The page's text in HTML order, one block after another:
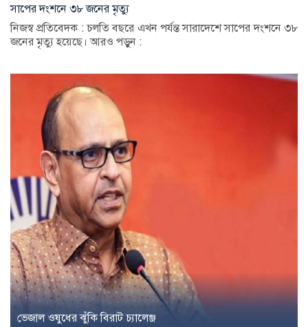
সাপের দংশনে ৩৮ জনের মৃত্যু
নিজস্ব প্রতিবেদক : চলতি বছরে এখন পর্যন্ত সারাদেশে সাপের দংশনে ৩৮
জনের মৃত্যু হয়েছে। আরও পড়ুন :
ভেজাল ওষুধের ঝুঁকি বিরাট চ্যালেঞ্জ